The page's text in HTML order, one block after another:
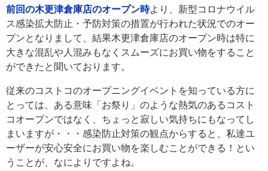
前回の木更津倉庫店のオープン時より、新型コロナウイル
ス感染拡大防止・予防対策の措置が行われた状況でのオー
プンとなりまして、結果木更津倉庫店のオープン時は特に
大きな混乱や人混みもなくスムーズにお買い物をすること
ができたと聞いております。
従来のコストコのオープニングイベントを知っている方に
とっては、ある意味「お祭り」のような熱気のあるコスト
コオープンではなく、ちょっと寂しい気持ちにもなってし
まいますが・・・感染防止対策の観点からすると、私達ユ
ーザーが安心安全にお買い物を楽しむことができる！とい
うことが、なによりですよね。